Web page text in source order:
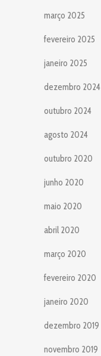
março 2025
fevereiro 2025
janeiro 2025
dezembro 2024
outubro 2024
agosto 2024
outubro 2020
junho 2020
maio 2020
abril 2020
março 2020
fevereiro 2020
janeiro 2020
dezembro 2019
novembro 2019